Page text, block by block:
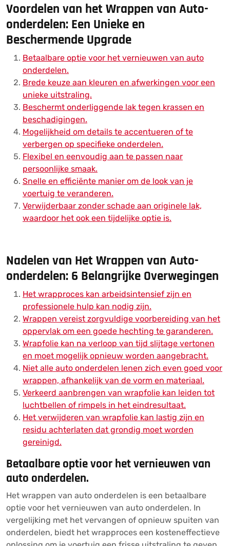
Voordelen van het Wrappen van Auto-
onderdelen: Een Unieke en
Beschermende Upgrade
Betaalbare optie voor het vernieuwen van auto
onderdelen.
Brede keuze aan kleuren en afwerkingen voor een
unieke uitstraling.
Beschermt onderliggende lak tegen krassen en
beschadigingen.
Mogelijkheid om details te accentueren of te
verbergen op specifieke onderdelen.
Flexibel en eenvoudig aan te passen naar
persoonlijke smaak.
Snelle en efficiënte manier om de look van je
voertuig te veranderen.
Verwijderbaar zonder schade aan originele lak,
waardoor het ook een tijdelijke optie is.
Nadelen van Het Wrappen van Auto-
onderdelen: 6 Belangrijke Overwegingen
Het wrapproces kan arbeidsintensief zijn en
professionele hulp kan nodig zijn.
Wrappen vereist zorgvuldige voorbereiding van het
oppervlak om een goede hechting te garanderen.
Wrapfolie kan na verloop van tijd slijtage vertonen
en moet mogelijk opnieuw worden aangebracht.
Niet alle auto onderdelen lenen zich even goed voor
wrappen, afhankelijk van de vorm en materiaal.
Verkeerd aanbrengen van wrapfolie kan leiden tot
luchtbellen of rimpels in het eindresultaat.
Het verwijderen van wrapfolie kan lastig zijn en
residu achterlaten dat grondig moet worden
gereinigd.
Betaalbare optie voor het vernieuwen van
auto onderdelen.
Het wrappen van auto onderdelen is een betaalbare
optie voor het vernieuwen van auto onderdelen. In
vergelijking met het vervangen of opnieuw spuiten van
onderdelen, biedt het wrapproces een kosteneffectieve